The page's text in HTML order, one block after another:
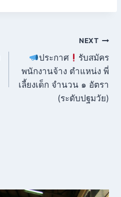
NEXT
ประกาศ
รับสมัคร
พนักงานจ้าง ตำแหน่ง พี่
เลี้ยงเด็ก จำนวน ๑ อัตรา
(ระดับปฐมวัย)